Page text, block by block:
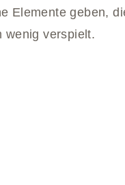
Elemente geben,
wenig verspielt.